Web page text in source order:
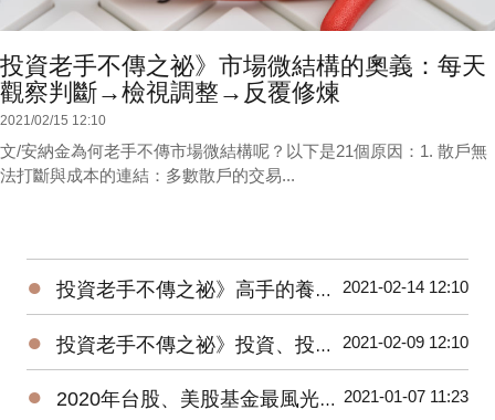
投資老手不傳之祕》市場微結構的奧義：每天
觀察判斷→檢視調整→反覆修煉
2021/02/15 12:10
文/安納金為何老手不傳市場微結構呢？以下是21個原因：1. 散戶無
法打斷與成本的連結：多數散戶的交易...
● 投資老手不傳之祕》高手的養成3階段：開放心胸 + 廣泛學習 + 大空頭洗禮 2021-02-14 12:10
● 投資老手不傳之祕》投資、投機、避險——3種部位都要嚴守各自紀律 2021-02-09 12:10
● 2020年台股、美股基金最風光，平均績效超過15%，能源基金谷底翻身大賺逾160%！ 2021-01-07 11:23